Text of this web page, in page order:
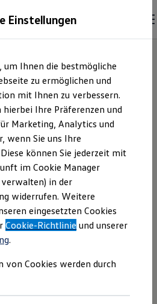
entdecken
und Oldtimer
und Hersteller finden
entdecken & konfigurieren
& Behörden
Personenbeförderung
mobile Werkstätten
& Handel
Vorteile
OHG |
&
über die
als verantwortliche
und Angeboten,
Webseite speziell
sind.
Einstellungen
um Ihnen die bestmögliche
zu ermöglichen und
mit Ihnen zu verbessern.
Ihre Präferenzen und
Marketing, Analytics und
wenn Sie uns Ihre
können Sie jederzeit mit
im Cookie Manager
in der
widerrufen. Weitere
eingesetzten Cookies
Cookie-Richtlinie und unserer
.
von Cookies werden durch